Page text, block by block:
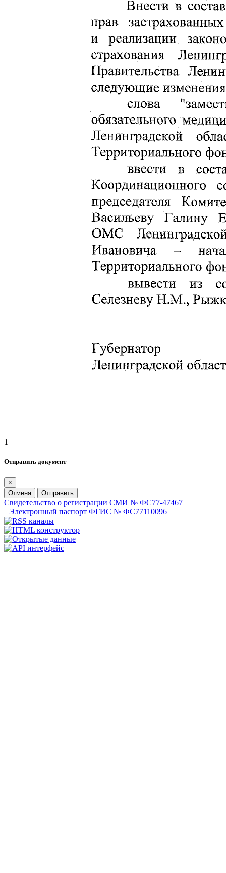
1
Отправить документ
×
Отмена
Отправить
Свидетельство о регистрации СМИ № ФС77-47467
Электронный паспорт ФГИС № ФС77110096